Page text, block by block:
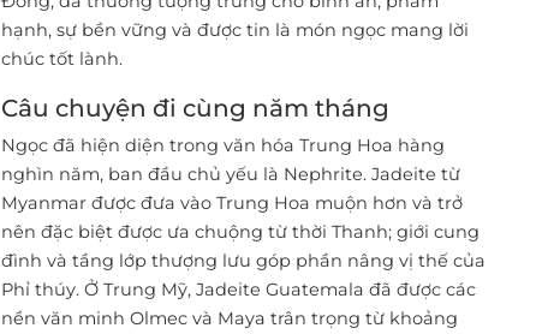
hạnh, sự bền vững và được tin là món ngọc mang lời
chúc tốt lành.
Câu chuyện đi cùng năm tháng
Ngọc đã hiện diện trong văn hóa Trung Hoa hàng
nghìn năm, ban đầu chủ yếu là Nephrite. Jadeite từ
Myanmar được đưa vào Trung Hoa muộn hơn và trở
nên đặc biệt được ưa chuộng từ thời Thanh; giới cung
đình và tầng lớp thượng lưu góp phần nâng vị thế của
Phỉ thúy. Ở Trung Mỹ, Jadeite Guatemala đã được các
nền văn minh Olmec và Maya trân trọng từ khoảng